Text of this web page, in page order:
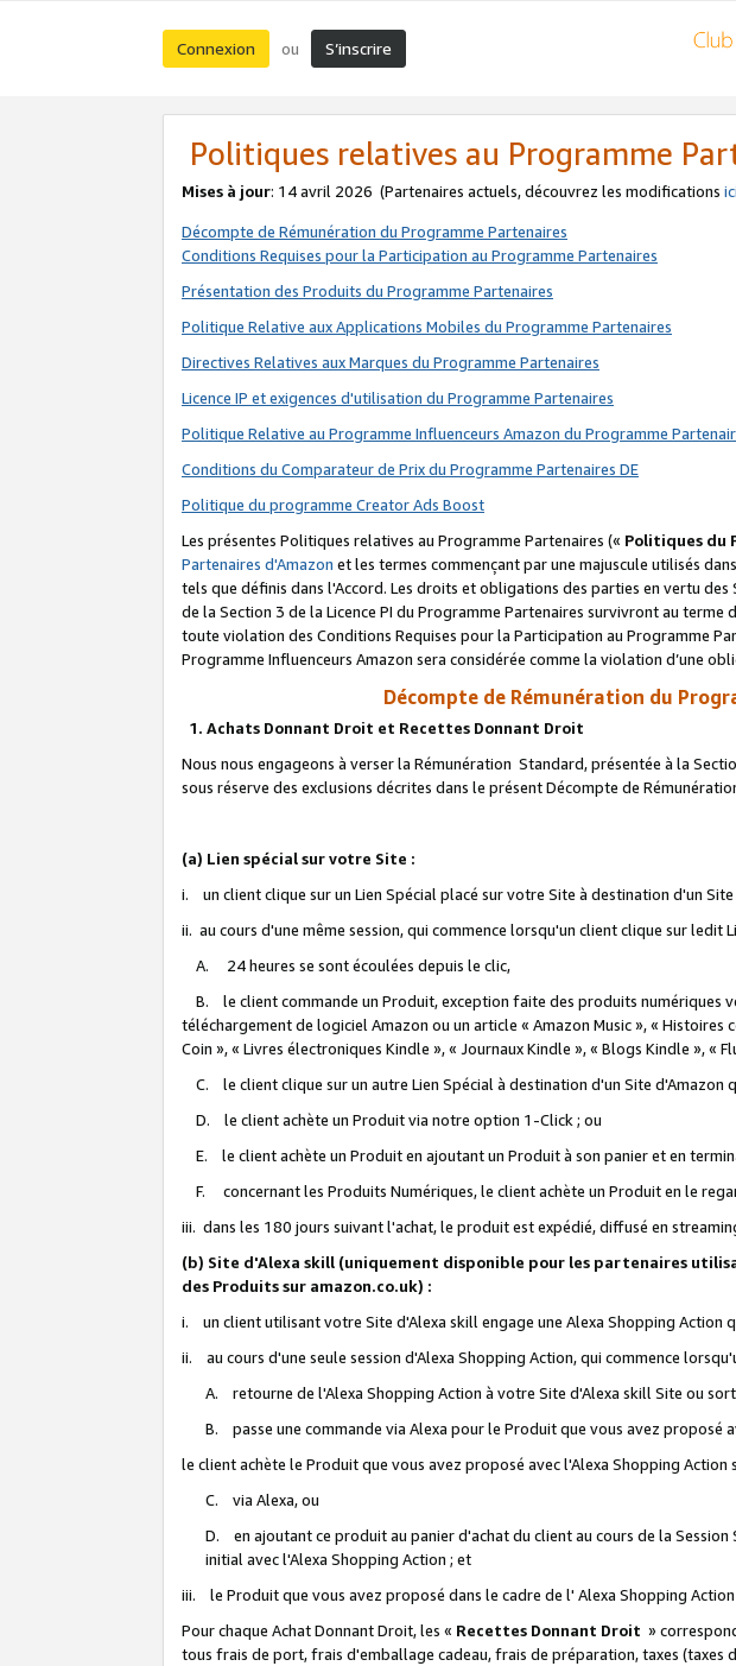
Connexion ou S’inscrire
Politiques relatives au Programme
Mises à jour: 14 avril 2026 (Partenaires actuels, découvrez les modifications ici
Décompte de Rémunération du Programme Partenaires
Conditions Requises pour la Participation au Programme Partenaires
Présentation des Produits du Programme Partenaires
Politique Relative aux Applications Mobiles du Programme Partenaires
Directives Relatives aux Marques du Programme Partenaires
Licence IP et exigences d'utilisation du Programme Partenaires
Politique Relative au Programme Influenceurs Amazon du Programme
Conditions du Comparateur de Prix du Programme Partenaires DE
Politique du programme Creator Ads Boost
Les présentes Politiques relatives au Programme Partenaires (« Politiques du
Partenaires d'Amazon et les termes commençant par une majuscule utilisés
tels que définis dans l'Accord. Les droits et obligations des parties en vertu
de la Section 3 de la Licence PI du Programme Partenaires survivront au
toute violation des Conditions Requises pour la Participation au Programme
Programme Influenceurs Amazon sera considérée comme la violation d’une
Décompte de Rémunération du
1. Achats Donnant Droit et Recettes Donnant Droit
Nous nous engageons à verser la Rémunération Standard, présentée à la
sous réserve des exclusions décrites dans le présent Décompte de
(a) Lien spécial sur votre Site :
i. un client clique sur un Lien Spécial placé sur votre Site à destination d'un
ii. au cours d'une même session, qui commence lorsqu'un client clique sur
A. 24 heures se sont écoulées depuis le clic,
B. le client commande un Produit, exception faite des produits numériques
téléchargement de logiciel Amazon ou un article « Amazon Music », « Histoires
Coin », « Livres électroniques Kindle », « Journaux Kindle », « Blogs Kindle », «
C. le client clique sur un autre Lien Spécial à destination d'un Site d'Amazon
D. le client achète un Produit via notre option 1-Click ; ou
E. le client achète un Produit en ajoutant un Produit à son panier et en
F. concernant les Produits Numériques, le client achète un Produit en le
iii. dans les 180 jours suivant l'achat, le produit est expédié, diffusé en
(b) Site d'Alexa skill (uniquement disponible pour les partenaires
des Produits sur amazon.co.uk) :
i. un client utilisant votre Site d'Alexa skill engage une Alexa Shopping Action
ii. au cours d'une seule session d'Alexa Shopping Action, qui commence
A. retourne de l'Alexa Shopping Action à votre Site d'Alexa skill Site ou
B. passe une commande via Alexa pour le Produit que vous avez proposé
le client achète le Produit que vous avez proposé avec l'Alexa Shopping Action
C. via Alexa, ou
D. en ajoutant ce produit au panier d'achat du client au cours de la
initial avec l'Alexa Shopping Action ; et
iii. le Produit que vous avez proposé dans le cadre de l' Alexa Shopping
Pour chaque Achat Donnant Droit, les « Recettes Donnant Droit »
tous frais de port, frais d'emballage cadeau, frais de préparation, taxes (taxes